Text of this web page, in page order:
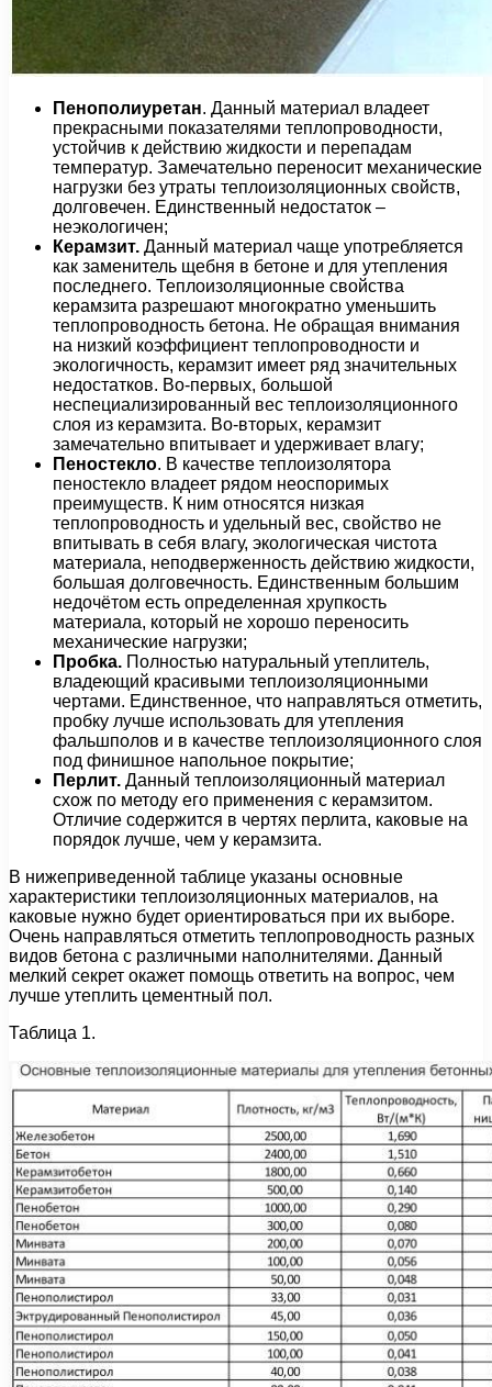
Пенополиуретан. Данный материал владеет
прекрасными показателями теплопроводности,
устойчив к действию жидкости и перепадам
температур. Замечательно переносит механические
нагрузки без утраты теплоизоляционных свойств,
долговечен. Единственный недостаток –
неэкологичен;
Керамзит. Данный материал чаще употребляется
как заменитель щебня в бетоне и для утепления
последнего. Теплоизоляционные свойства
керамзита разрешают многократно уменьшить
теплопроводность бетона. Не обращая внимания
на низкий коэффициент теплопроводности и
экологичность, керамзит имеет ряд значительных
недостатков. Во-первых, большой
неспециализированный вес теплоизоляционного
слоя из керамзита. Во-вторых, керамзит
замечательно впитывает и удерживает влагу;
Пеностекло. В качестве теплоизолятора
пеностекло владеет рядом неоспоримых
преимуществ. К ним относятся низкая
теплопроводность и удельный вес, свойство не
впитывать в себя влагу, экологическая чистота
материала, неподверженность действию жидкости,
большая долговечность. Единственным большим
недочётом есть определенная хрупкость
материала, который не хорошо переносить
механические нагрузки;
Пробка. Полностью натуральный утеплитель,
владеющий красивыми теплоизоляционными
чертами. Единственное, что направляться отметить,
пробку лучше использовать для утепления
фальшполов и в качестве теплоизоляционного слоя
под финишное напольное покрытие;
Перлит. Данный теплоизоляционный материал
схож по методу его применения с керамзитом.
Отличие содержится в чертях перлита, каковые на
порядок лучше, чем у керамзита.
В нижеприведенной таблице указаны основные
характеристики теплоизоляционных материалов, на
каковые нужно будет ориентироваться при их выборе.
Очень направляться отметить теплопроводность разных
видов бетона с различными наполнителями. Данный
мелкий секрет окажет помощь ответить на вопрос, чем
лучше утеплить цементный пол.
Таблица 1.